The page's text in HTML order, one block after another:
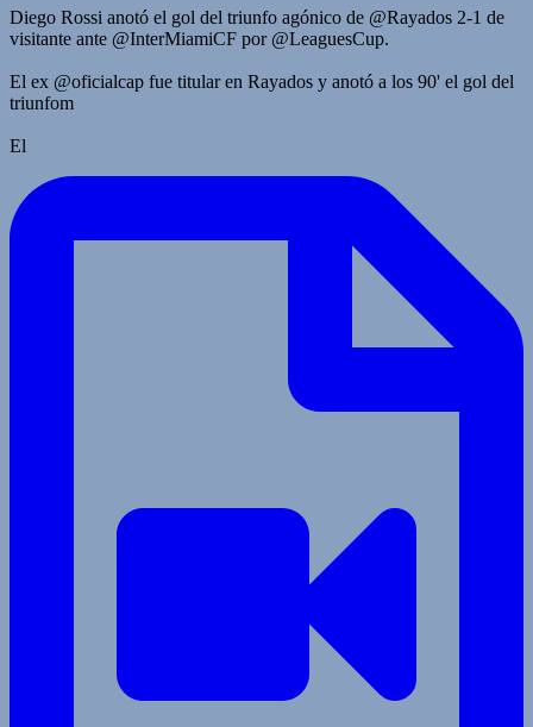
Diego Rossi anotó el gol del triunfo agónico de @Rayados 2-1 de
visitante ante @InterMiamiCF por @LeaguesCup.
El ex @oficialcap fue titular en Rayados y anotó a los 90' el gol del
triunfom
El